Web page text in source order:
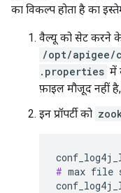
का विकल्प होता है का
वैल्यू को सेट करने
/opt/apigee/
.properties में
फ़ाइल मौजूद नहीं
इन प्रॉपर्टी को
# max file